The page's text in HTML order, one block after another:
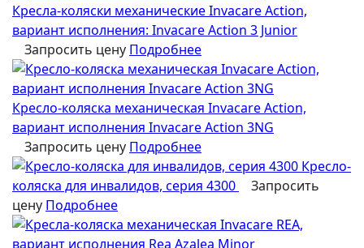
Кресла-коляски механические Invacare Action,
вариант исполнения: Invacare Action 3 Junior
Запросить цену Подробнее
Кресло-коляска механическая Invacare Action,
вариант исполнения Invacare Action 3NG
Запросить цену Подробнее
Кресло-
коляска для инвалидов, серия 4300
Запросить
цену Подробнее